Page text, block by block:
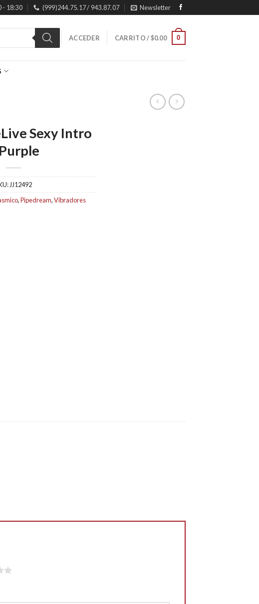
- 18:30 (999)244.75.17 / 943.87.07 Newsletter
ACCEDER CARRITO /$0.00 0
Sexy Intro
JJ12492
,Pipedream,Vibradores